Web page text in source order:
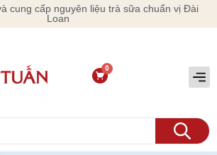
cung cấp nguyên liệu trà sữa chuẩn vị Đài
Loan